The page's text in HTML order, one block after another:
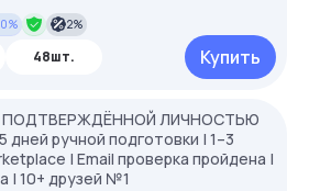
0% 2%
48шт. Купить
ПОДТВЕРЖДЁННОЙ ЛИЧНОСТЬЮ
дней ручной подготовки | 1–3
| Email проверка пройдена |
| 10+ друзей №1